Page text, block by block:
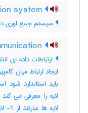
سیستم جمع اوری
ارتباطات داده ای
ایجاد ارتباط میان
لایه را معرفی می